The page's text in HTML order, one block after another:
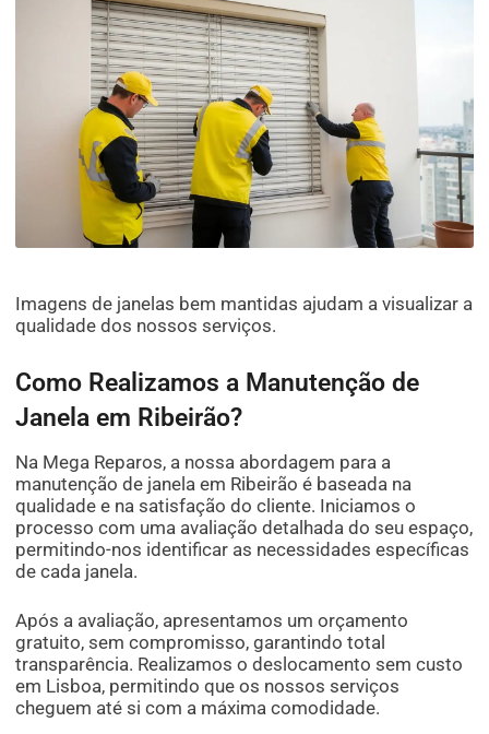
Imagens de janelas bem mantidas ajudam a visualizar a
qualidade dos nossos serviços.
Como Realizamos a Manutenção de
Janela em Ribeirão?
Na Mega Reparos, a nossa abordagem para a
manutenção de janela em Ribeirão é baseada na
qualidade e na satisfação do cliente. Iniciamos o
processo com uma avaliação detalhada do seu espaço,
permitindo-nos identificar as necessidades específicas
de cada janela.
Após a avaliação, apresentamos um orçamento
gratuito, sem compromisso, garantindo total
transparência. Realizamos o deslocamento sem custo
em Lisboa, permitindo que os nossos serviços
cheguem até si com a máxima comodidade.